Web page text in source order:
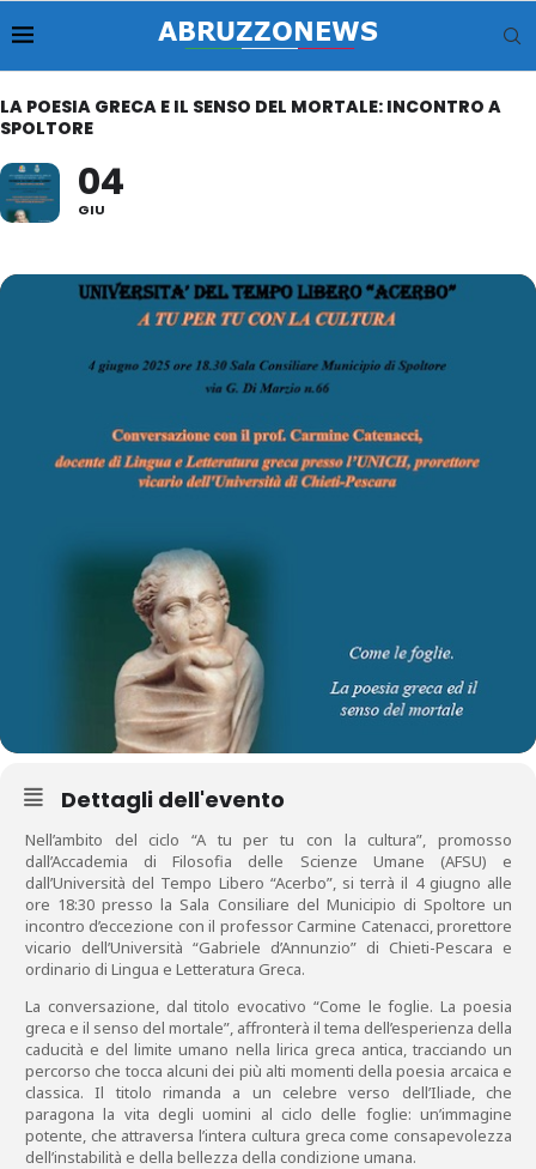
LA POESIA GRECA E IL SENSO DEL MORTALE: INCONTRO A
SPOLTORE
04
GIU
Dettagli dell'evento
Nell’ambito del ciclo “A tu per tu con la cultura”, promosso
dall’Accademia di Filosofia delle Scienze Umane (AFSU) e
dall’Università del Tempo Libero “Acerbo”, si terrà il 4 giugno alle
ore 18:30 presso la Sala Consiliare del Municipio di Spoltore un
incontro d’eccezione con il professor Carmine Catenacci, prorettore
vicario dell’Università “Gabriele d’Annunzio” di Chieti-Pescara e
ordinario di Lingua e Letteratura Greca.
La conversazione, dal titolo evocativo “Come le foglie. La poesia
greca e il senso del mortale”, affronterà il tema dell’esperienza della
caducità e del limite umano nella lirica greca antica, tracciando un
percorso che tocca alcuni dei più alti momenti della poesia arcaica e
classica. Il titolo rimanda a un celebre verso dell’Iliade, che
paragona la vita degli uomini al ciclo delle foglie: un’immagine
potente, che attraversa l’intera cultura greca come consapevolezza
dell’instabilità e della bellezza della condizione umana.